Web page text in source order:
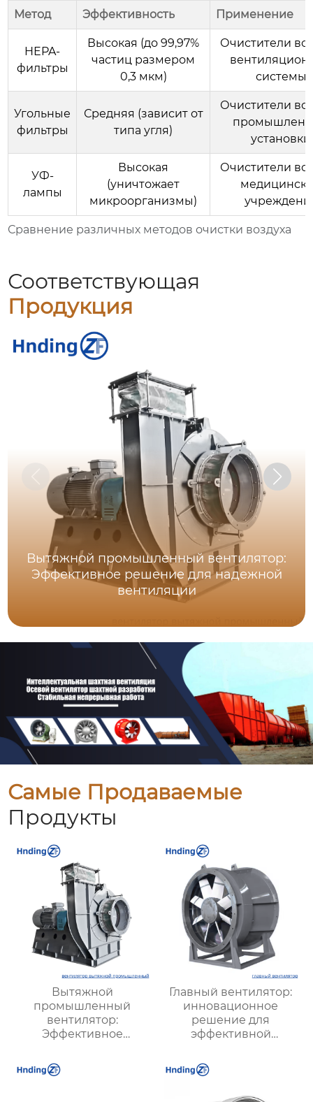
Сравнение различных методов очистки воздуха
Метод Эффективность Применение
HEPA-
фильтры
Высокая (до 99,97%
частиц размером
0,3 мкм)
Очистители
системы
Угольные
фильтры
Средняя (зависит от
типа угля)
Очистители
установки
УФ-
лампы
Высокая
(уничтожает
микроорганизмы)
Очистители
Соответствующая
Продукция
Вытяжной промышленный вентилятор:
Эффективное решение для надежной
вентиляции
Самые Продаваемые
Продукты
Вытяжной
промышленный
вентилятор:
Эффективное
надежной вентиляции
Главный вентилятор:
инновационное
решение для
эффективной
оптимизации работы